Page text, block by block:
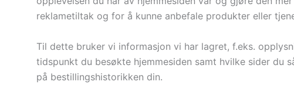
reklametiltak og for å kunne anbefale produkter eller
Til dette bruker vi informasjon vi har lagret, f.eks.
tidspunkt du besøkte hjemmesiden samt hvilke sider du
på bestillingshistorikken din.